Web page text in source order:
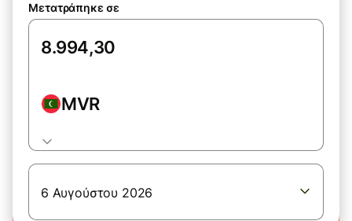
Μετατράπηκε σε
MVR
6 Αυγούστου 2026